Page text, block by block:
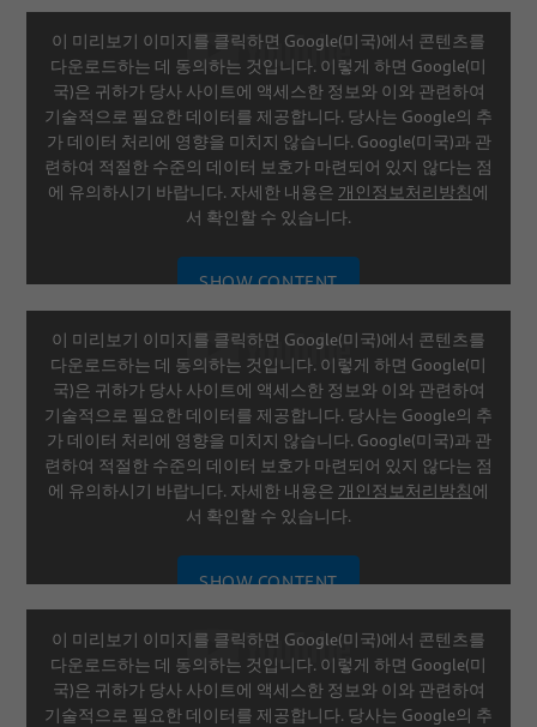
SETTINGS
이 미리보기 이미지를 클릭하면 Google(미국)에서 콘텐츠를
다운로드하는 데 동의하는 것입니다. 이렇게 하면 Google(미
국)은 귀하가 당사 사이트에 액세스한 정보와 이와 관련하여
기술적으로 필요한 데이터를 제공합니다. 당사는 Google의 추
가 데이터 처리에 영향을 미치지 않습니다. Google(미국)과 관
련하여 적절한 수준의 데이터 보호가 마련되어 있지 않다는 점
에 유의하시기 바랍니다. 자세한 내용은 개인정보처리방침에
서 확인할 수 있습니다.
SHOW CONTENT
SETTINGS
이 미리보기 이미지를 클릭하면 Google(미국)에서 콘텐츠를
다운로드하는 데 동의하는 것입니다. 이렇게 하면 Google(미
국)은 귀하가 당사 사이트에 액세스한 정보와 이와 관련하여
기술적으로 필요한 데이터를 제공합니다. 당사는 Google의 추
가 데이터 처리에 영향을 미치지 않습니다. Google(미국)과 관
련하여 적절한 수준의 데이터 보호가 마련되어 있지 않다는 점
에 유의하시기 바랍니다. 자세한 내용은 개인정보처리방침에
서 확인할 수 있습니다.
SHOW CONTENT
SETTINGS
이 미리보기 이미지를 클릭하면 Google(미국)에서 콘텐츠를
다운로드하는 데 동의하는 것입니다. 이렇게 하면 Google(미
국)은 귀하가 당사 사이트에 액세스한 정보와 이와 관련하여
기술적으로 필요한 데이터를 제공합니다. 당사는 Google의 추